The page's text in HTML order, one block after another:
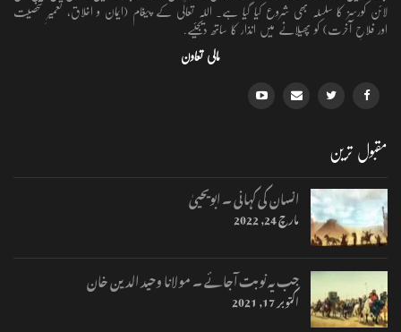
لائن کورسز کا سلسلہ بھی شروع کیا گیا ہے۔ اللہ تعالٰی کے پیغام (ایمان و اخلاق، تعمیرِ شخصیت
اور فلاحِ آخرت) کو پھیلانے میں انذار کا ساتھ دیجئیے.
مالی تعاون
مقبول ترین
انسان کی کہانی ۔ ابویحییٰ
مارچ 24, 2022
جب یہ نوبت آجائے ۔ مولانا وحید الدین خان
اکتوبر 17, 2021